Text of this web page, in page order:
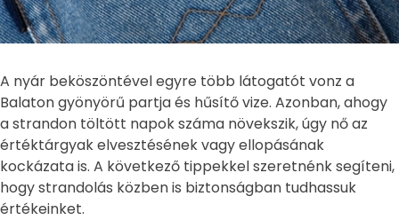
A nyár beköszöntével egyre több látogatót vonz a
Balaton gyönyörű partja és hűsítő vize. Azonban, ahogy
a strandon töltött napok száma növekszik, úgy nő az
értéktárgyak elvesztésének vagy ellopásának
kockázata is. A következő tippekkel szeretnénk segíteni,
hogy strandolás közben is biztonságban tudhassuk
értékeinket.